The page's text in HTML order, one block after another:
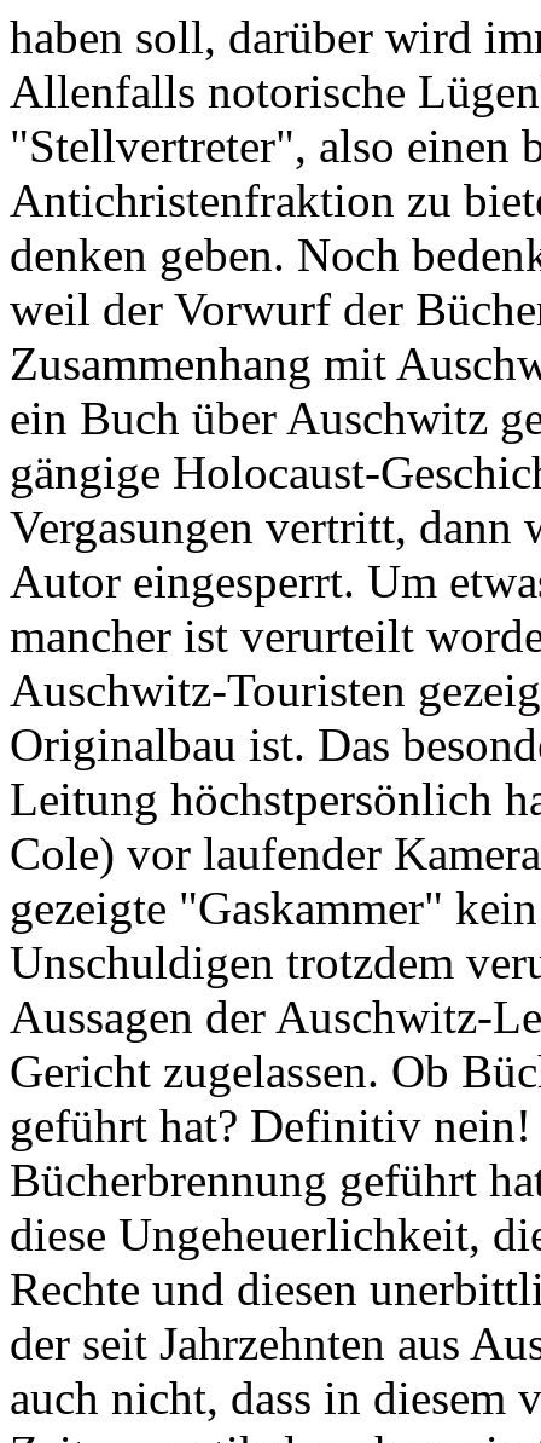
haben soll, darüber wird
Allenfalls notorische
"Stellvertreter", also einen
Antichristenfraktion zu
denken geben. Noch
weil der Vorwurf der
Zusammenhang mit
ein Buch über Auschwitz
gängige Holocaust-
Vergasungen vertritt, dann
Autor eingesperrt. Um
mancher ist verurteilt
Auschwitz-Touristen
Originalbau ist. Das
Leitung höchstpersönlich
Cole) vor laufender
gezeigte "Gaskammer"
Unschuldigen trotzdem
Aussagen der Auschwitz-
Gericht zugelassen. Ob
geführt hat? Definitiv
Bücherbrennung geführt
diese Ungeheuerlichkeit,
Rechte und diesen
der seit Jahrzehnten aus
auch nicht, dass in diesem